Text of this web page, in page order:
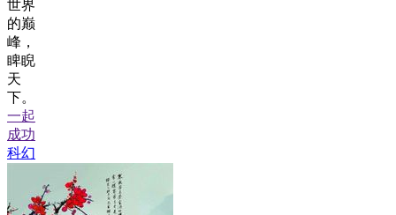
世界
的巅
峰，
睥睨
天
下。
一起
成功
科幻